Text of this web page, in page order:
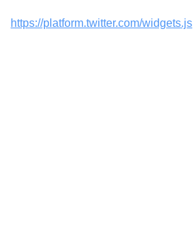
https://platform.twitter.com/widgets.js